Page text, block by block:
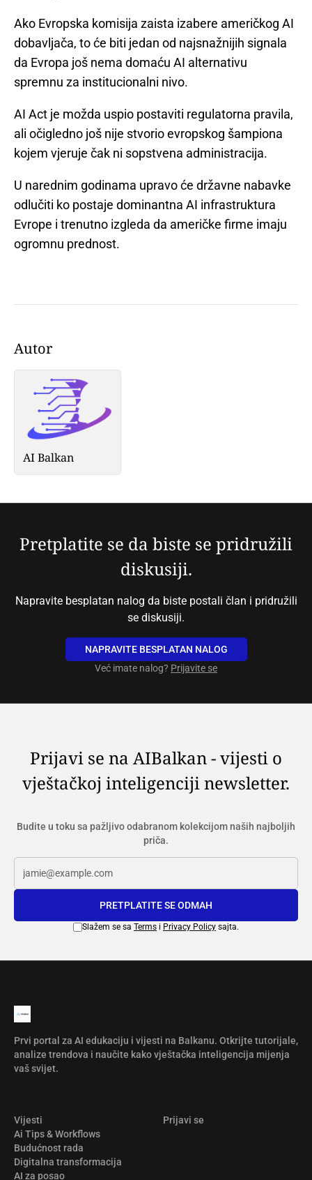
Ako Evropska komisija zaista izabere američkog AI
dobavljača, to će biti jedan od najsnažnijih signala
da Evropa još nema domaću AI alternativu
spremnu za institucionalni nivo.
AI Act je možda uspio postaviti regulatorna pravila,
ali očigledno još nije stvorio evropskog šampiona
kojem vjeruje čak ni sopstvena administracija.
U narednim godinama upravo će državne nabavke
odlučiti ko postaje dominantna AI infrastruktura
Evrope i trenutno izgleda da američke firme imaju
ogromnu prednost.
Autor
AI Balkan
Pretplatite se da biste se pridružili
diskusiji.
Napravite besplatan nalog da biste postali član i pridružili
se diskusiji.
NAPRAVITE BESPLATAN NALOG
Već imate nalog? Prijavite se
Prijavi se na AIBalkan - vijesti o
vještačkoj inteligenciji newsletter.
Budite u toku sa pažljivo odabranom kolekcijom naših najboljih
priča.
PRETPLATITE SE ODMAH
Slažem se sa Terms i Privacy Policy sajta.
Prvi portal za AI edukaciju i vijesti na Balkanu. Otkrijte tutorijale,
analize trendova i naučite kako vještačka inteligencija mijenja
vaš svijet.
Vijesti
Ai Tips & Workflows
Budućnost rada
Digitalna transformacija
AI za posao
Prijavi se